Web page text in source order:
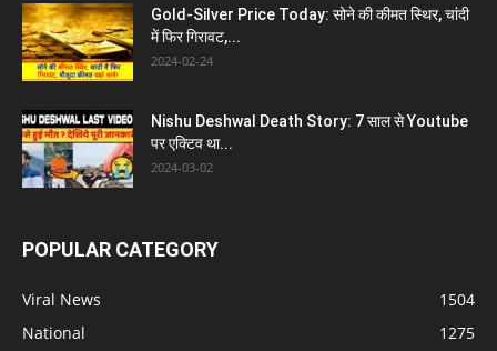
Gold-Silver Price Today: सोने की कीमत स्थिर, चांदी
में फिर गिरावट,...
2024-02-24
Nishu Deshwal Death Story: 7 साल से Youtube
पर एक्टिव था...
2024-03-02
POPULAR CATEGORY
Viral News
1504
National
1275